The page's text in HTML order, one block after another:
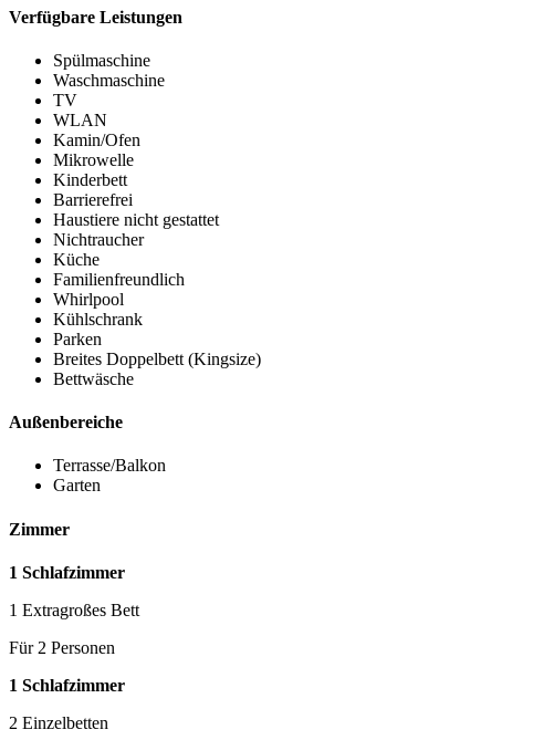
Verfügbare Leistungen
Spülmaschine
Waschmaschine
TV
WLAN
Kamin/Ofen
Mikrowelle
Kinderbett
Barrierefrei
Haustiere nicht gestattet
Nichtraucher
Küche
Familienfreundlich
Whirlpool
Kühlschrank
Parken
Breites Doppelbett (Kingsize)
Bettwäsche
Außenbereiche
Terrasse/Balkon
Garten
Zimmer
1 Schlafzimmer
1 Extragroßes Bett
Für 2 Personen
1 Schlafzimmer
2 Einzelbetten